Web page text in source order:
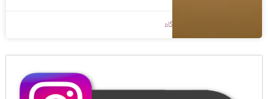
بدون دیدگاه